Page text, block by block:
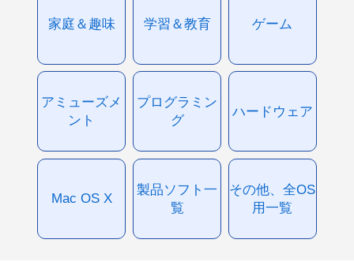
家庭＆趣味 学習＆教育 ゲーム
アミューズメ
ント
プログラミン
グ
ハードウェア
Mac OS X
製品ソフト一
覧
その他、全OS
用一覧